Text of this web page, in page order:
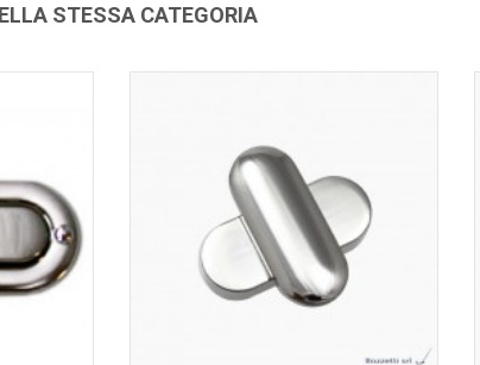
STESSA CATEGORIA